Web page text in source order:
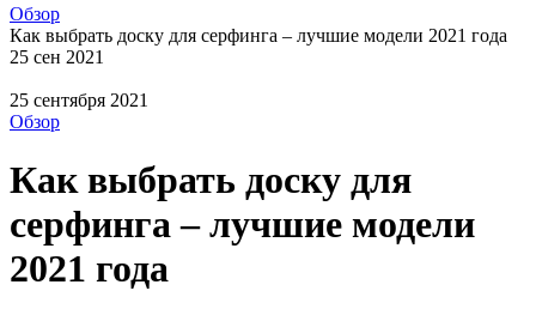
Обзор
Как выбрать доску для серфинга – лучшие модели 2021 года
25 сен 2021
25 сентября 2021
Обзор
Как выбрать доску для
серфинга – лучшие модели
2021 года